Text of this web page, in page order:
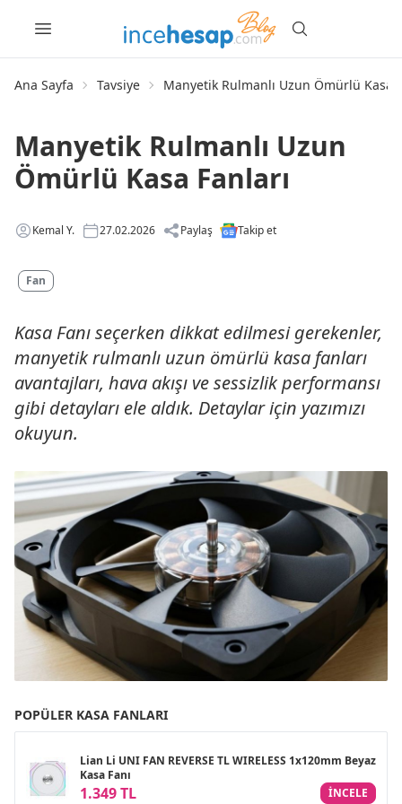
Ana Sayfa Tavsiye Manyetik Rulmanlı Uzun Ömürlü Kasa
Manyetik Rulmanlı Uzun
Ömürlü Kasa Fanları
Kemal Y. 27.02.2026 Paylaş Takip et
Fan
Kasa Fanı seçerken dikkat edilmesi gerekenler,
manyetik rulmanlı uzun ömürlü kasa fanları
avantajları, hava akışı ve sessizlik performansı
gibi detayları ele aldık. Detaylar için yazımızı
okuyun.
POPÜLER KASA FANLARI
Lian Li UNI FAN REVERSE TL WIRELESS 1x120mm Beyaz
Kasa Fanı
1.349 TL INCELE